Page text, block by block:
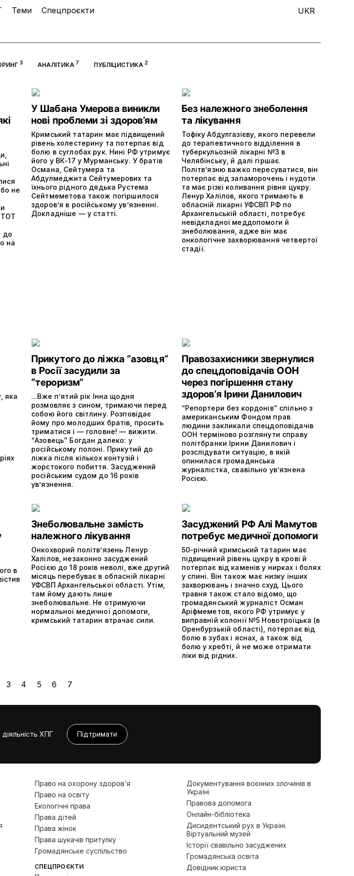
Теми Спецпроєкти UKR
3 АНАЛІТИКА 7 ПУБЛІЦИСТИКА 2
не
ТОТ
до
на
У Шабана Умерова виникли
нові проблеми зі здоров’ям
Кримський татарин має підвищений
рівень холестерину та потерпає від
болю в суглобах рук. Нині РФ утримує
його у ВК-17 у Мурманську. У братів
Османа, Сейтумера та
Абдулмеджита Сейтумерових та
їхнього рідного дядька Рустема
Сейтмеметова також погіршилося
здоров’я в російському ув’язненні.
Докладніше — у статті.
Без належного знеболення
та лікування
Тофіку Абдулгазієву, якого перевели
до терапевтичного відділення в
туберкульозній лікарні №3 в
Челябінську, й далі гіршає.
Політвʼязню важко пересуватися, він
потерпає від запаморочень і нудоти
та має різкі коливання рівня цукру.
Ленур Халілов, якого тримають в
обласній лікарні УФСВП РФ по
Архангельській області, потребує
невідкладної меддопомоги й
знеболювання, адже він має
онкологічне захворювання четвертої
стадії.
яка
Прикутого до ліжка “азовця”
в Росії засудили за
“тероризм”
...Вже п’ятий рік Інна щодня
розмовляє з сином, тримаючи перед
собою його світлину. Розповідає
йому про молодших братів, просить
триматися і — головне! — вижити.
“Азовець” Богдан далеко: у
російському полоні. Прикутий до
ліжка після кількох контузій і
жорстокого побиття. Засуджений
російським судом до 16 років
ув’язнення.
Правозахисники звернулися
до спецдоповідачів ООН
через погіршення стану
здоровʼя Ірини Данилович
“Репортери без кордонів” спільно з
американським Фондом прав
людини закликали спецдоповідачів
ООН терміново розглянути справу
політбранки Ірини Данилович і
розслідувати ситуацію, в якій
опинилася громадянська
журналістка, свавільно ув’язнена
Росією.
в
Знеболювальне замість
належного лікування
Онкохворий політвʼязень Ленур
Халілов, незаконно засуджений
Росією до 18 років неволі, вже другий
місяць перебуває в обласній лікарні
УФСВП Архангельської області. Утім,
там йому дають лише
знеболювальне. Не отримуючи
нормальної медичної допомоги,
кримський татарин втрачає сили.
Засуджений РФ Алі Мамутов
потребує медичної допомоги
50-річний кримський татарин має
підвищений рівень цукру в крові й
потерпає від каменів у нирках і болях
у спині. Він також має низку інших
захворювань і значно схуд. Цього
травня також стало відомо, що
громадянський журналіст Осман
Аріфмеметов, якого РФ утримує у
виправній колонії №5 Новотроїцька (в
Оренбурзькій області), потерпає від
болю в зубах і яснах, а також від
болю у хребті, й не може отримати
ліки від рідних.
3 4 5 6 7
ХПГ Підтримати
Право на охорону здоров’я
Право на освіту
Екологічні права
Права дітей
Права жінок
Права шукачів притулку
Громадянське суспільство
СПЕЦПРОЄКТИ
Документування воєнних злочинів в
Україні
Правова допомога
Онлайн-бібліотека
Дисидентський рух в Україні.
Віртуальний музей
Історії свавільно засуджених
Громадянська освіта
Довідник юриста